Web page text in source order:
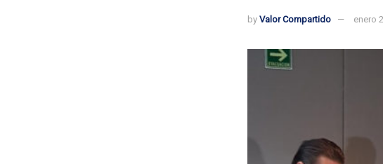
by Valor Compartido enero